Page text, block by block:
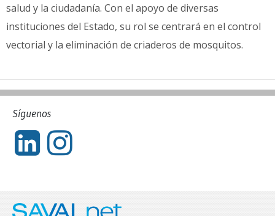
salud y la ciudadanía. Con el apoyo de diversas
instituciones del Estado, su rol se centrará en el control
vectorial y la eliminación de criaderos de mosquitos.
Síguenos